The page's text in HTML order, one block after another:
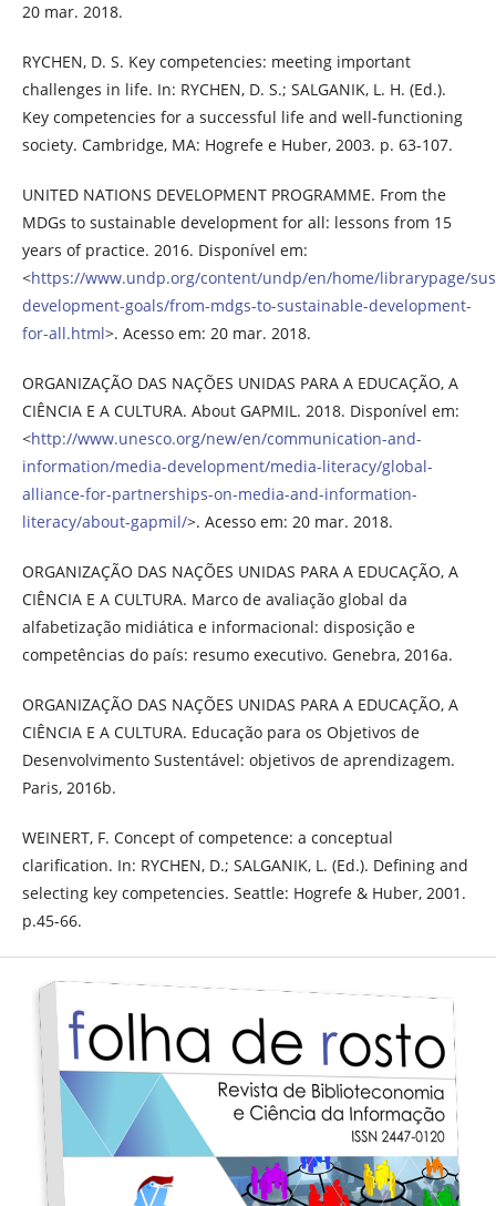
20 mar. 2018.
RYCHEN, D. S. Key competencies: meeting important
challenges in life. In: RYCHEN, D. S.; SALGANIK, L. H. (Ed.).
Key competencies for a successful life and well-functioning
society. Cambridge, MA: Hogrefe e Huber, 2003. p. 63-107.
UNITED NATIONS DEVELOPMENT PROGRAMME. From the
MDGs to sustainable development for all: lessons from 15
years of practice. 2016. Disponível em:
<https://www.undp.org/content/undp/en/home/librarypage/
development-goals/from-mdgs-to-sustainable-development-
for-all.html>. Acesso em: 20 mar. 2018.
ORGANIZAÇÃO DAS NAÇÕES UNIDAS PARA A EDUCAÇÃO, A
CIÊNCIA E A CULTURA. About GAPMIL. 2018. Disponível em:
<http://www.unesco.org/new/en/communication-and-
information/media-development/media-literacy/global-
alliance-for-partnerships-on-media-and-information-
literacy/about-gapmil/>. Acesso em: 20 mar. 2018.
ORGANIZAÇÃO DAS NAÇÕES UNIDAS PARA A EDUCAÇÃO, A
CIÊNCIA E A CULTURA. Marco de avaliação global da
alfabetização midiática e informacional: disposição e
competências do país: resumo executivo. Genebra, 2016a.
ORGANIZAÇÃO DAS NAÇÕES UNIDAS PARA A EDUCAÇÃO, A
CIÊNCIA E A CULTURA. Educação para os Objetivos de
Desenvolvimento Sustentável: objetivos de aprendizagem.
Paris, 2016b.
WEINERT, F. Concept of competence: a conceptual
clarification. In: RYCHEN, D.; SALGANIK, L. (Ed.). Defining and
selecting key competencies. Seattle: Hogrefe & Huber, 2001.
p.45-66.